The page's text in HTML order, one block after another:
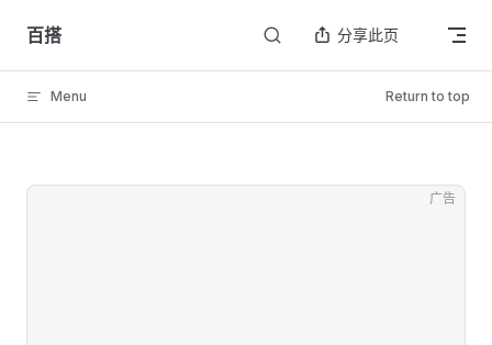
Skip to content
百搭 分享此页
Menu Return to top
广告